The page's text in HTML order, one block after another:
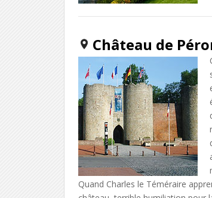
Château de
Quand Charles le Téméraire